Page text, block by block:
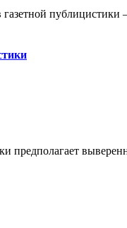
публицистики